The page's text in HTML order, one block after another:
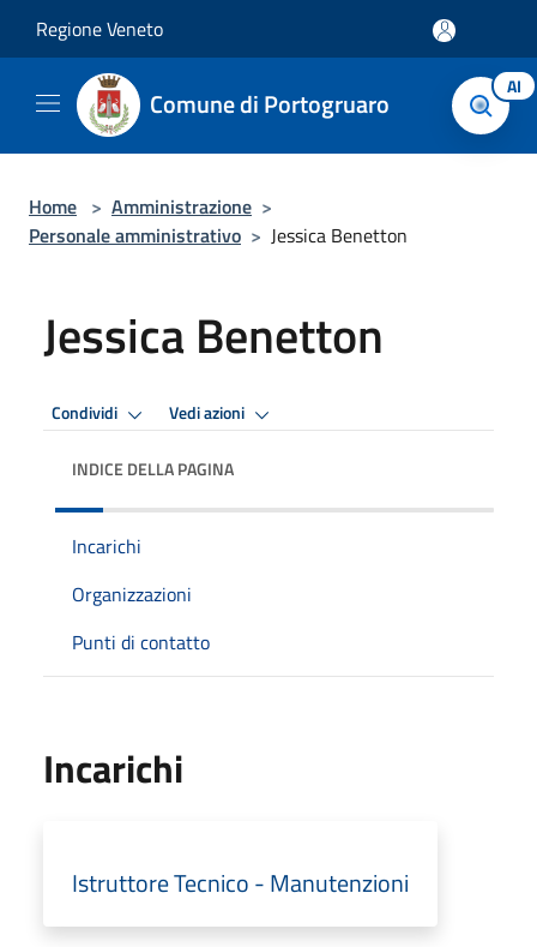
Regione Veneto
Comune di Portogruaro AI
Home > Amministrazione >
Personale amministrativo > Jessica Benetton
Jessica Benetton
Condividi Vedi azioni
INDICE DELLA PAGINA
Incarichi
Organizzazioni
Punti di contatto
Incarichi
Istruttore Tecnico - Manutenzioni